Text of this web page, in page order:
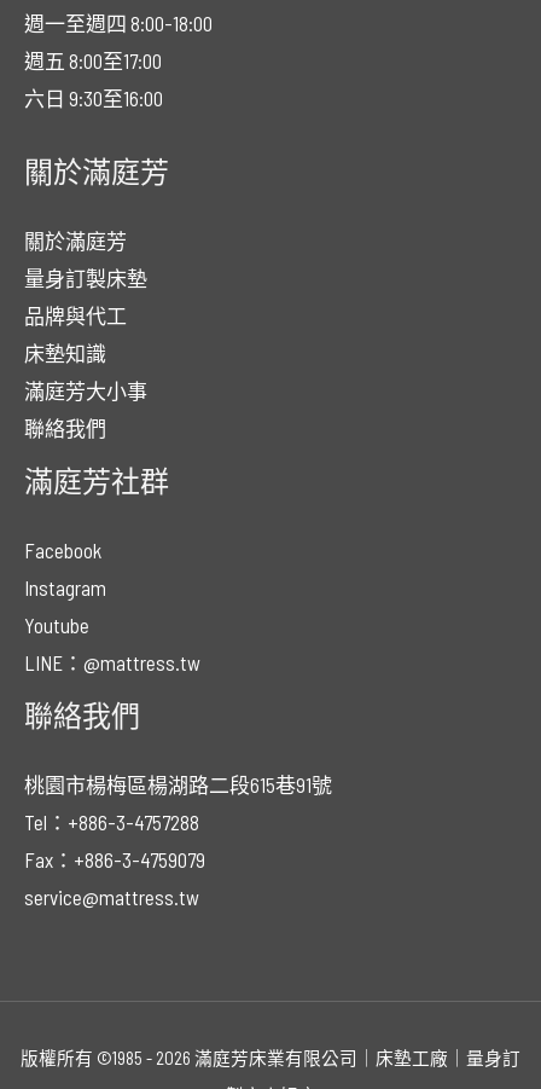
週一至週四 8:00-18:00
週五 8:00至17:00
六日 9:30至16:00
關於滿庭芳
關於滿庭芳
量身訂製床墊
品牌與代工
床墊知識
滿庭芳大小事
聯絡我們
滿庭芳社群
Facebook
Instagram
Youtube
LINE：@mattress.tw
聯絡我們
桃園市楊梅區楊湖路二段615巷91號
Tel：+886-3-4757288
Fax：+886-3-4759079
service@mattress.tw
版權所有 ©1985 - 2026 滿庭芳床業有限公司｜床墊工廠｜量身訂